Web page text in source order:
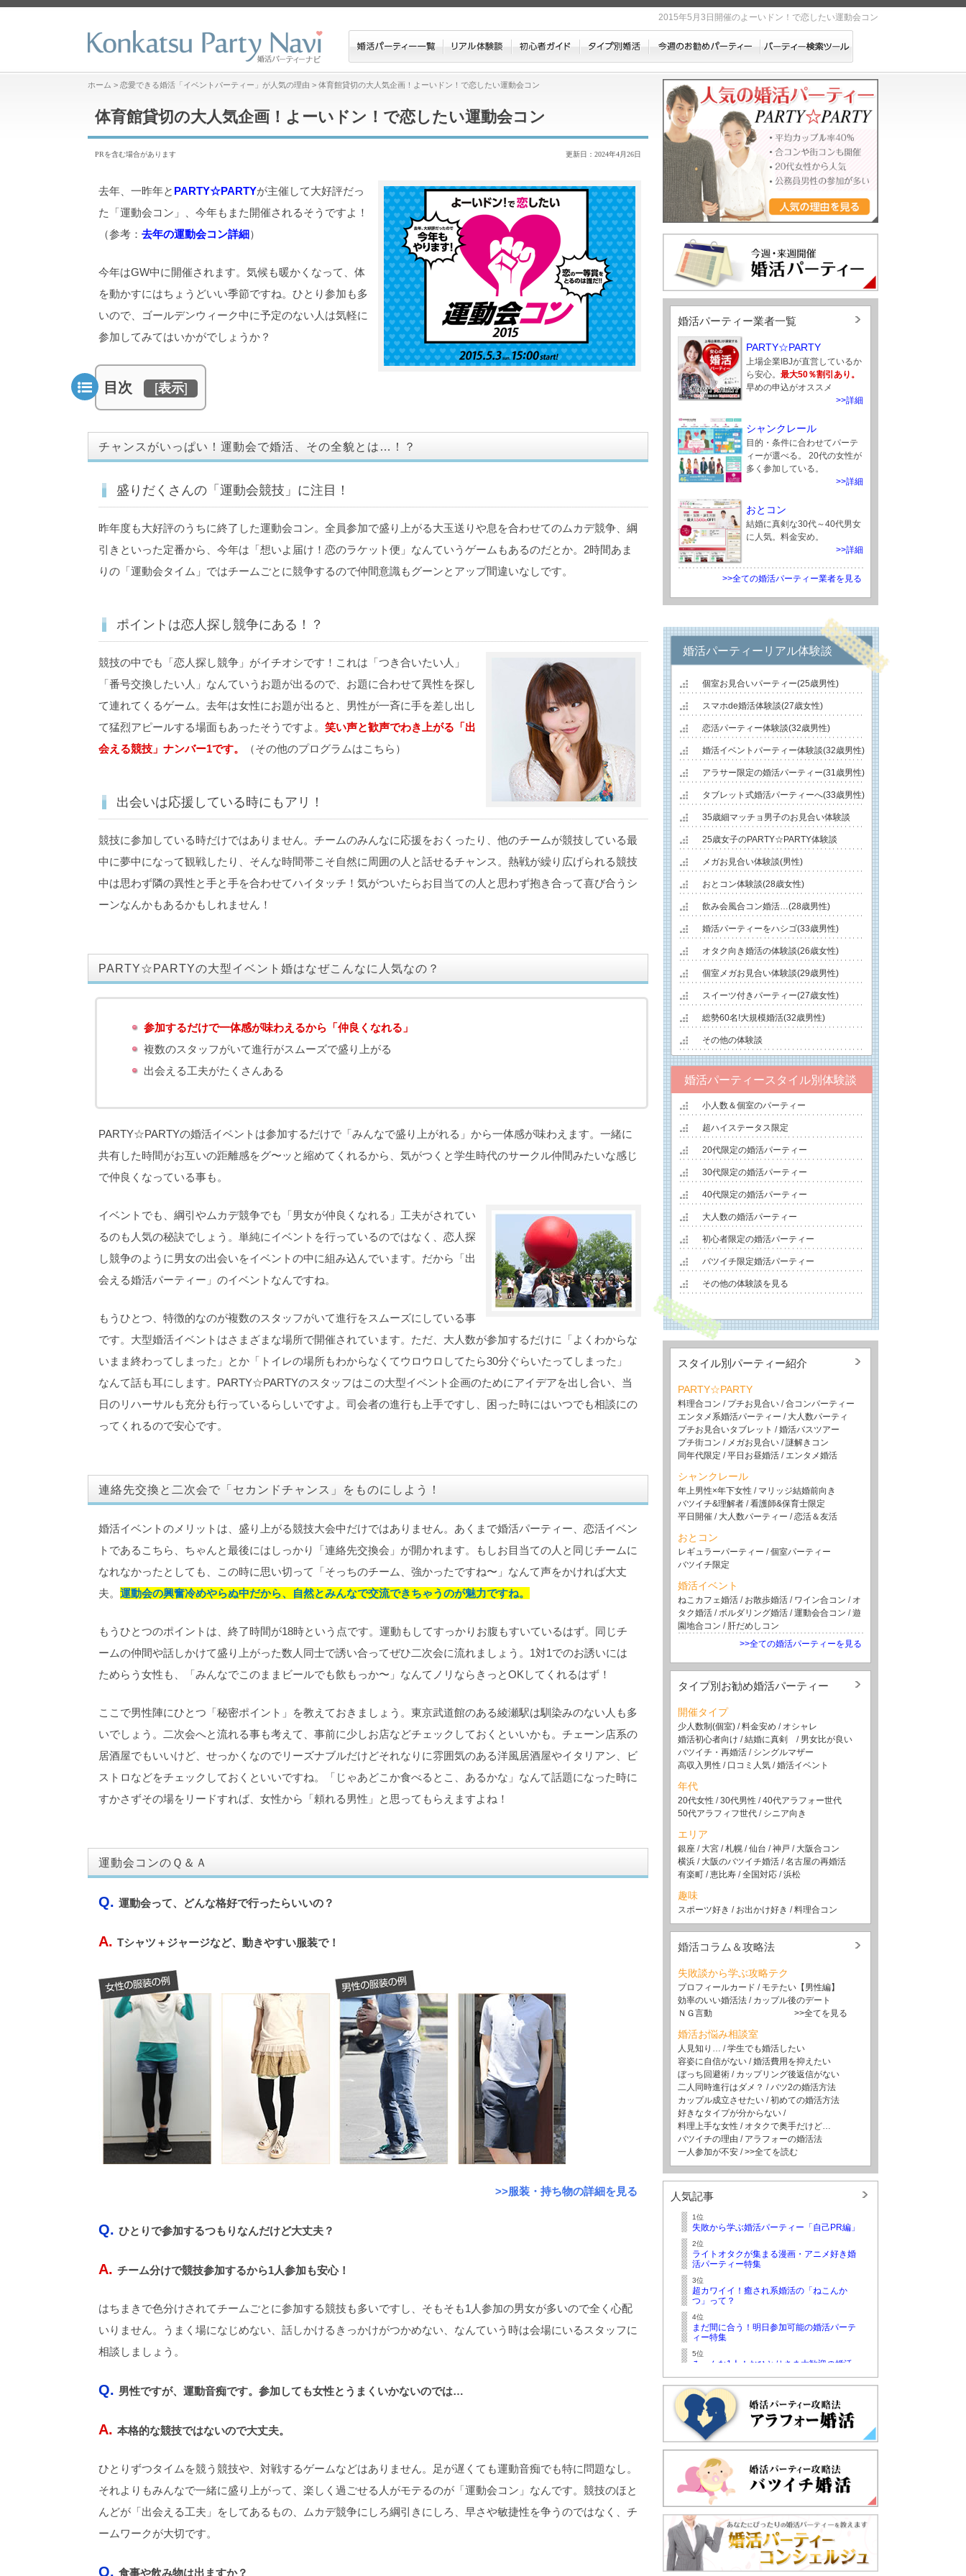
2015年5月3日開催のよーいドン！で恋したい運動会コン
ホーム > 恋愛できる婚活「イベントパーティー」が人気の理由 > 体育館貸切の大人気企画！よーいドン！で恋したい運動会コン
体育館貸切の大人気企画！よーいドン！で恋したい運動会コン
PRを含む場合があります 更新日：2024年4月26日
去年、一昨年と PARTY☆PARTYが主催して大好評だっ
た「運動会コン」、今年もまた開催されるそうですよ！
（参考： 去年の運動会コン詳細）
今年はGW中に開催されます。気候も暖かくなって、体
を動かすにはちょうどいい季節ですね。ひとり参加も多
いので、ゴールデンウィーク中に予定のない人は気軽に
参加してみてはいかがでしょうか？
目次 [表示]
チャンスがいっぱい！運動会で婚活、その全貌とは…！？
盛りだくさんの「運動会競技」に注目！
昨年度も大好評のうちに終了した運動会コン。全員参加で盛り上がる大玉送りや息を合わせてのムカデ競争、綱
引きといった定番から、今年は「想いよ届け！恋のラケット便」なんていうゲームもあるのだとか。2時間あま
りの「運動会タイム」ではチームごとに競争するので仲間意識もグーンとアップ間違いなしです。
ポイントは恋人探し競争にある！？
競技の中でも「恋人探し競争」がイチオシです！これは「つき合いたい人」
「番号交換したい人」なんていうお題が出るので、お題に合わせて異性を探し
て連れてくるゲーム。去年は女性にお題が出ると、男性が一斉に手を差し出し
て猛烈アピールする場面もあったそうですよ。 笑い声と歓声でわき上がる「出
会える競技」ナンバー1です。
（その他のプログラムはこちら）
出会いは応援している時にもアリ！
競技に参加している時だけではありません。チームのみんなに応援をおくったり、他のチームが競技している最
中に夢中になって観戦したり、そんな時間帯こそ自然に周囲の人と話せるチャンス。熱戦が繰り広げられる競技
中は思わず隣の異性と手と手を合わせてハイタッチ！気がついたらお目当ての人と思わず抱き合って喜び合うシ
ーンなんかもあるかもしれません！
PARTY☆PARTYの大型イベント婚はなぜこんなに人気なの？
参加するだけで一体感が味わえるから「仲良くなれる」
複数のスタッフがいて進行がスムーズで盛り上がる
出会える工夫がたくさんある
PARTY☆PARTYの婚活イベントは参加するだけで「みんなで盛り上がれる」から一体感が味わえます。一緒に
共有した時間がお互いの距離感をグ〜ッと縮めてくれるから、気がつくと学生時代のサークル仲間みたいな感じ
で仲良くなっている事も。
イベントでも、綱引やムカデ競争でも「男女が仲良くなれる」工夫がされてい
るのも人気の秘訣でしょう。単純にイベントを行っているのではなく、恋人探
し競争のように男女の出会いをイベントの中に組み込んでいます。だから「出
会える婚活パーティー」のイベントなんですね。
もうひとつ、特徴的なのが複数のスタッフがいて進行をスムーズにしている事
です。大型婚活イベントはさまざまな場所で開催されています。ただ、大人数が参加するだけに「よくわからな
いまま終わってしまった」とか「トイレの場所もわからなくてウロウロしてたら30分ぐらいたってしまった」
なんて話も耳にします。PARTY☆PARTYのスタッフはこの大型イベント企画のためにアイデアを出し合い、当
日のリハーサルも充分も行っているらしいですよ。司会者の進行も上手ですし、困った時にはいつでも相談にの
ってくれるので安心です。
連絡先交換と二次会で「セカンドチャンス」をものにしよう！
婚活イベントのメリットは、盛り上がる競技大会中だけではありません。あくまで婚活パーティー、恋活イベン
トであるこちら、ちゃんと最後にはしっかり「連絡先交換会」が開かれます。もしお目当ての人と同じチームに
なれなかったとしても、この時に思い切って「そっちのチーム、強かったですね〜」なんて声をかければ大丈
夫。 運動会の興奮冷めやらぬ中だから、自然とみんなで交流できちゃうのが魅力ですね。
もうひとつのポイントは、終了時間が18時という点です。運動もしてすっかりお腹もすいているはず。同じチ
ームの仲間や話しかけて盛り上がった数人同士で誘い合ってぜひ二次会に流れましょう。1対1でのお誘いには
ためらう女性も、「みんなでこのままビールでも飲もっか〜」なんてノリならきっとOKしてくれるはず！
ここで男性陣にひとつ「秘密ポイント」を教えておきましょう。東京武道館のある綾瀬駅は馴染みのない人も多
いでしょう。二次会へと流れる事も考えて、事前に少しお店などチェックしておくといいかも。チェーン店系の
居酒屋でもいいけど、せっかくなのでリーズナブルだけどそれなりに雰囲気のある洋風居酒屋やイタリアン、ビ
ストロなどをチェックしておくといいですね。「じゃあどこか食べるとこ、あるかな」なんて話題になった時に
すかさずその場をリードすれば、女性から「頼れる男性」と思ってもらえますよね！
運動会コンのＱ＆Ａ
Q. 運動会って、どんな格好で行ったらいいの？
A. Tシャツ＋ジャージなど、動きやすい服装で！
>>服装・持ち物の詳細を見る
Q. ひとりで参加するつもりなんだけど大丈夫？
A. チーム分けで競技参加するから1人参加も安心！
はちまきで色分けされてチームごとに参加する競技も多いですし、そもそも1人参加の男女が多いので全く心配
いりません。うまく場になじめない、話しかけるきっかけがつかめない、なんていう時は会場にいるスタッフに
相談しましょう。
Q. 男性ですが、運動音痴です。参加しても女性とうまくいかないのでは…
A. 本格的な競技ではないので大丈夫。
ひとりずつタイムを競う競技や、対戦するゲームなどはありません。足が遅くても運動音痴でも特に問題なし。
それよりもみんなで一緒に盛り上がって、楽しく過ごせる人がモテるのが「運動会コン」なんです。競技のほと
んどが「出会える工夫」をしてあるもの、ムカデ競争にしろ綱引きにしろ、早さや敏捷性を争うのではなく、チ
ームワークが大切です。
Q. 食事や飲み物は出ますか？
婚活パーティー業者一覧
PARTY☆PARTY
上場企業IBJが直営しているか
ら安心。最大50％割引あり。
早めの申込がオススメ
>>詳細
シャンクレール
目的・条件に合わせてパーテ
ィーが選べる。 20代の女性が
多く参加している。
>>詳細
おとコン
結婚に真剣な30代～40代男女
に人気。料金安め。
>>詳細
>>全ての婚活パーティー業者を見る
婚活パーティーリアル体験談
個室お見合いパーティー(25歳男性)
スマホde婚活体験談(27歳女性)
恋活パーティー体験談(32歳男性)
婚活イベントパーティー体験談(32歳男性)
アラサー限定の婚活パーティー(31歳男性)
タブレット式婚活パーティーへ(33歳男性)
35歳細マッチョ男子のお見合い体験談
25歳女子のPARTY☆PARTY体験談
メガお見合い体験談(男性)
おとコン体験談(28歳女性)
飲み会風合コン婚活…(28歳男性)
婚活パーティーをハシゴ(33歳男性)
オタク向き婚活の体験談(26歳女性)
個室メガお見合い体験談(29歳男性)
スイーツ付きパーティー(27歳女性)
総勢60名!大規模婚活(32歳男性)
その他の体験談
婚活パーティースタイル別体験談
小人数＆個室のパーティー
超ハイステータス限定
20代限定の婚活パーティー
30代限定の婚活パーティー
40代限定の婚活パーティー
大人数の婚活パーティー
初心者限定の婚活パーティー
バツイチ限定婚活パーティー
その他の体験談を見る
スタイル別パーティー紹介
PARTY☆PARTY
料理合コン / プチお見合い /合コンパーティー
エンタメ系婚活パーティー / 大人数パーティ
プチお見合いタブレット /婚活バスツアー
プチ街コン / メガお見合い /謎解きコン
同年代限定 /平日お昼婚活 / エンタメ婚活
シャンクレール
年上男性×年下女性 / マリッジ結婚前向き
バツイチ&理解者 /看護師&保育士限定
平日開催 / 大人数パーティー /恋活＆友活
おとコン
レギュラーパーティー /個室パーティー
バツイチ限定
婚活イベント
ねこカフェ婚活 / お散歩婚活 / ワイン合コン / オ
タク婚活 /ボルダリング婚活 /運動会合コン /遊
園地合コン / 肝だめしコン
>>全ての婚活パーティーを見る
タイプ別お勧め婚活パーティー
開催タイプ
少人数制(個室) /料金安め / オシャレ
婚活初心者向け /結婚に真剣 / 男女比が良い
バツイチ・再婚活 / シングルマザー
高収入男性 / 口コミ人気 /婚活イベント
年代
20代女性 /30代男性 /40代アラフォー世代
50代アラフィフ世代 / シニア向き
エリア
銀座 / 大宮 /札幌 /仙台 /神戸 / 大阪合コン
横浜 / 大阪のバツイチ婚活 /名古屋の再婚活
有楽町 /恵比寿 /全国対応 /浜松
趣味
スポーツ好き / お出かけ好き /料理合コン
婚活コラム＆攻略法
失敗談から学ぶ攻略テク
プロフィールカード / モテたい【男性編】
効率のいい婚活法 / カップル後のデート
ＮＧ言動
>>全てを見る
婚活お悩み相談室
人見知り… /学生でも婚活したい
容姿に自信がない /婚活費用を抑えたい
ぼっち回避術 / カップリング後返信がない
二人同時進行はダメ？ /バツ2の婚活方法
カップル成立させたい /初めての婚活方法
好きなタイプが分からない /
料理上手な女性 / オタクで奥手だけど…
バツイチの理由 / アラフォーの婚活法
一人参加が不安 />>全てを読む
人気記事
1位
失敗から学ぶ婚活パーティー「自己PR編」
2位
ライトオタクが集まる漫画・アニメ好き婚
活パーティー特集
3位
超カワイイ！癒され系婚活の「ねこんか
つ」って？
4位
まだ間に合う！明日参加可能の婚活パーテ
ィー特集
5位
みーんな1人！おひとりさま大歓迎の婚活